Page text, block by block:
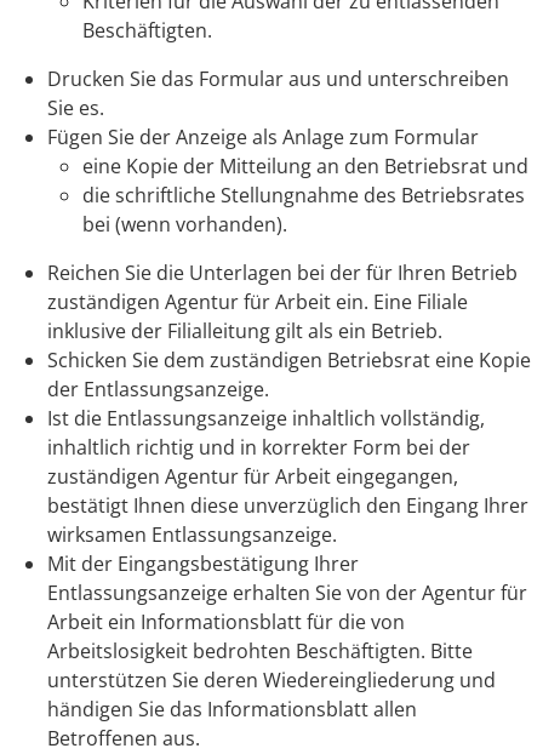
Beschäftigten.
Drucken Sie das Formular aus und unterschreiben
Sie es.
Fügen Sie der Anzeige als Anlage zum Formular
eine Kopie der Mitteilung an den Betriebsrat und
die schriftliche Stellungnahme des Betriebsrates
bei (wenn vorhanden).
Reichen Sie die Unterlagen bei der für Ihren Betrieb
zuständigen Agentur für Arbeit ein. Eine Filiale
inklusive der Filialleitung gilt als ein Betrieb.
Schicken Sie dem zuständigen Betriebsrat eine Kopie
der Entlassungsanzeige.
Ist die Entlassungsanzeige inhaltlich vollständig,
inhaltlich richtig und in korrekter Form bei der
zuständigen Agentur für Arbeit eingegangen,
bestätigt Ihnen diese unverzüglich den Eingang Ihrer
wirksamen Entlassungsanzeige.
Mit der Eingangsbestätigung Ihrer
Entlassungsanzeige erhalten Sie von der Agentur für
Arbeit ein Informationsblatt für die von
Arbeitslosigkeit bedrohten Beschäftigten. Bitte
unterstützen Sie deren Wiedereingliederung und
händigen Sie das Informationsblatt allen
Betroffenen aus.